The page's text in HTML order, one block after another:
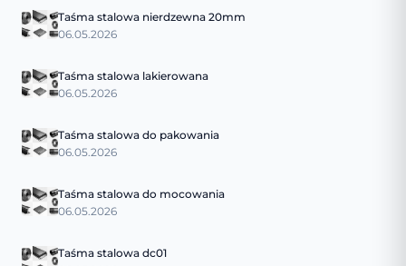
Taśma stalowa nierdzewna 20mm
06.05.2026
Taśma stalowa lakierowana
06.05.2026
Taśma stalowa do pakowania
06.05.2026
Taśma stalowa do mocowania
06.05.2026
Taśma stalowa dc01